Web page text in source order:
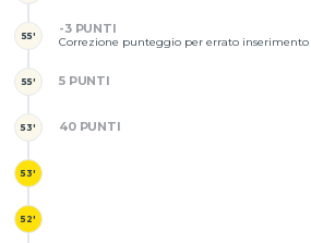
55' -3 PUNTI
Correzione punteggio per errato inserimento
55' 5 PUNTI
53' 40 PUNTI
53'
52'